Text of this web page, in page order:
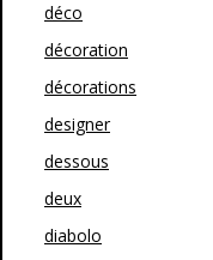
déco
décoration
décorations
designer
dessous
deux
diabolo